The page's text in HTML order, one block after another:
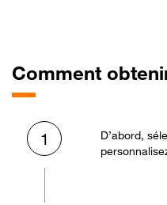
Comment
1
D’abord,